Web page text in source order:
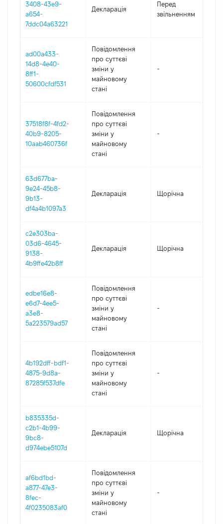
3408-43e9-
a654-
7ddc04a63221
Декларація
Перед
звільненням
ad00a433-
14d8-4e40-
8ff1-
50600cfdf531
Повідомлення
про суттєві
зміни y
майновому
стані
-
37518f8f-4fd2-
40b9-8205-
10aab460736f
Повідомлення
про суттєві
зміни y
майновому
стані
-
63d677ba-
9e24-45b8-
9b13-
df4a4b1097a3
Декларація Щорічна
c2e303ba-
03d6-4645-
9138-
4b9ffe42b8ff
Декларація Щорічна
edbe16e8-
e6d7-4ee5-
a3e8-
5a223579ad57
Повідомлення
про суттєві
зміни y
майновому
стані
-
4b192dff-bdf1-
4875-9d8a-
87285f537dfe
Повідомлення
про суттєві
зміни y
майновому
стані
-
b835335d-
c2b1-4b99-
9bc8-
d974ebe5107d
Декларація Щорічна
af6bd1bd-
a877-47e3-
8fec-
4f0235083af0
Повідомлення
про суттєві
зміни y
майновому
стані
-